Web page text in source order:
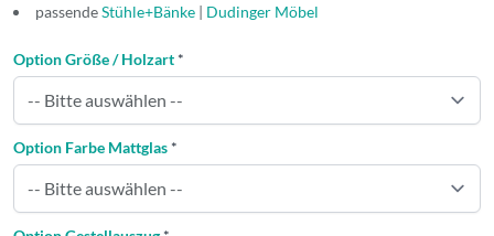
passendeStühle+Bänke | Dudinger Möbel
Option Größe / Holzart *
Option Farbe Mattglas *